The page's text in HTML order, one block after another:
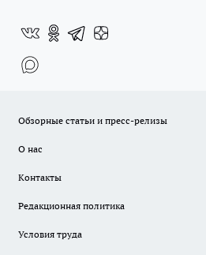
Обзорные статьи и пресс-релизы
О нас
Контакты
Редакционная политика
Условия труда